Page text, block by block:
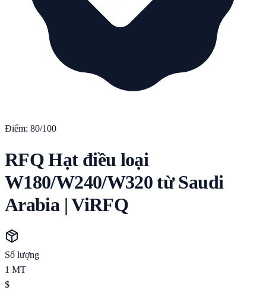
Điểm: 80/100
RFQ Hạt điều loại
W180/W240/W320 từ Saudi
Arabia | ViRFQ
Số lượng
1 MT
$